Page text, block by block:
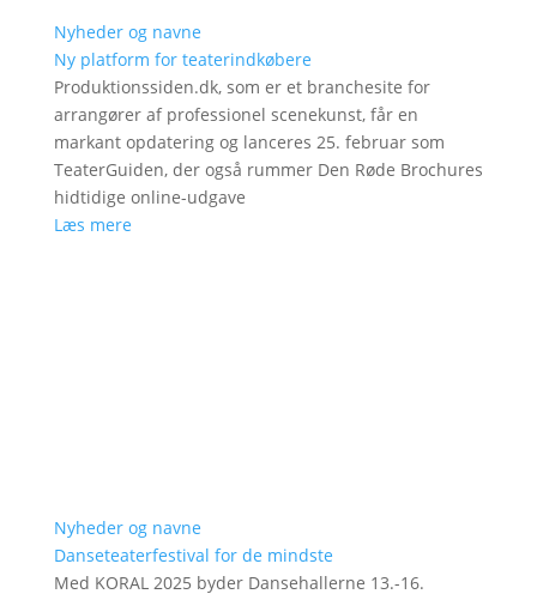
Nyheder og navne
Ny platform for teaterindkøbere
Produktionssiden.dk, som er et branchesite for
arrangører af professionel scenekunst, får en
markant opdatering og lanceres 25. februar som
TeaterGuiden, der også rummer Den Røde Brochures
hidtidige online-udgave
Læs mere
Nyheder og navne
Danseteaterfestival for de mindste
Med KORAL 2025 byder Dansehallerne 13.-16.